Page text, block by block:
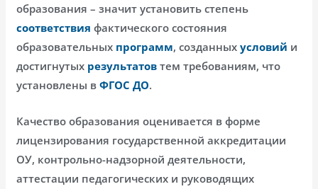
образования – значит установить степень
соответствия фактического состояния
образовательных программ, созданныхусловий и
достигнутых результатов тем требованиям, что
установлены вФГОС ДО.
Качество образования оценивается в форме
лицензирования государственной аккредитации
ОУ, контрольно-надзорной деятельности,
аттестации педагогических и руководящих